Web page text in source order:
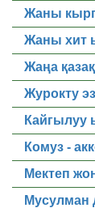
Жаны
Жаны хит
Жаңа
Журокту
Кайгылуу
Комуз -
Мектеп